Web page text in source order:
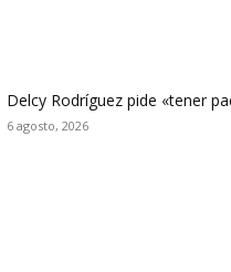
Delcy Rodríguez pide «tener
6 agosto, 2026